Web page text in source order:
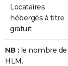
Locataires
hébergés à titre
gratuit
NB : le nombre
HLM.